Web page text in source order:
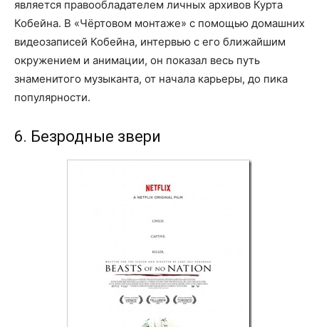
является правообладателем личных архивов Курта
Кобейна. В «Чёртовом монтаже» с помощью домашних
видеозаписей Кобейна, интервью с его ближайшим
окружением и анимации, он показал весь путь
знаменитого музыканта, от начала карьеры, до пика
популярности.
6. Безродные звери